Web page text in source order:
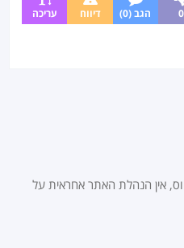
0 הגב (0) דיווח עריכה
אין הנהלת האתר אחראית על